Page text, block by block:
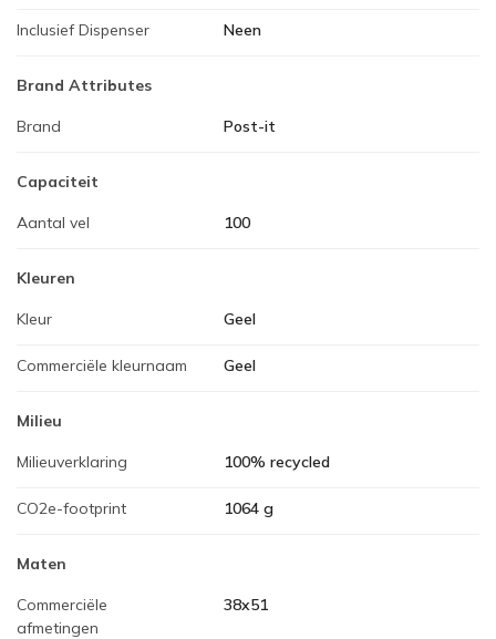
Inclusief Dispenser Neen
Brand Attributes
Brand Post-it
Capaciteit
Aantal vel 100
Kleuren
Kleur Geel
Commerciële kleurnaam Geel
Milieu
Milieuverklaring 100% recycled
CO2e-footprint 1064 g
Maten
Commerciële
afmetingen
38x51